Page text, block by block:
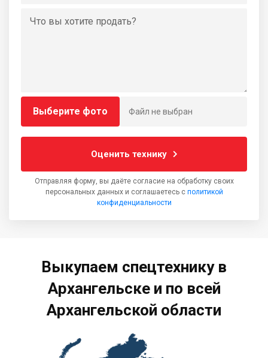
Выберите фото Файл не выбран
Оценить технику
Отправляя форму, вы даёте согласие на обработку своих
персональных данных и соглашаетесь с политикой
конфиденциальности
Выкупаем спецтехнику в
Архангельске и по всей
Архангельской области